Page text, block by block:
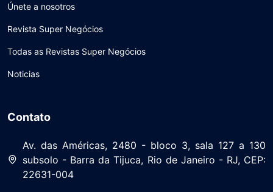
Únete a nosotros
Revista Super Negócios
Todas as Revistas Super Negócios
Noticias
Contato
Av. das Américas, 2480 - bloco 3, sala 127 a 130
subsolo - Barra da Tijuca, Rio de Janeiro - RJ, CEP:
22631-004